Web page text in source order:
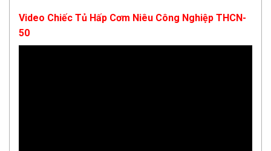
Video Chiếc Tủ Hấp Cơm Niêu Công Nghiệp THCN-
50